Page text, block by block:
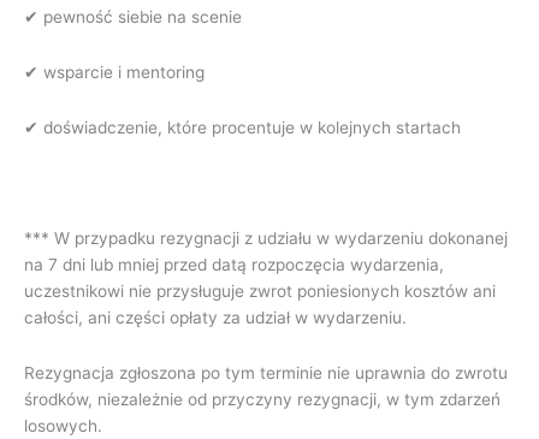
✔ pewność siebie na scenie
✔ wsparcie i mentoring
✔ doświadczenie, które procentuje w kolejnych startach
*** W przypadku rezygnacji z udziału w wydarzeniu dokonanej
na 7 dni lub mniej przed datą rozpoczęcia wydarzenia,
uczestnikowi nie przysługuje zwrot poniesionych kosztów ani
całości, ani części opłaty za udział w wydarzeniu.
Rezygnacja zgłoszona po tym terminie nie uprawnia do zwrotu
środków, niezależnie od przyczyny rezygnacji, w tym zdarzeń
losowych.